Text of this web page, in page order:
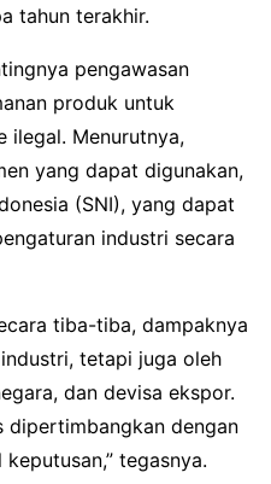
tahun terakhir.
pengawasan
produk untuk
ilegal. Menurutnya,
yang dapat digunakan,
(SNI), yang dapat
industri secara
tiba-tiba, dampaknya
tetapi juga oleh
dan devisa ekspor.
dipertimbangkan dengan
tegasnya.